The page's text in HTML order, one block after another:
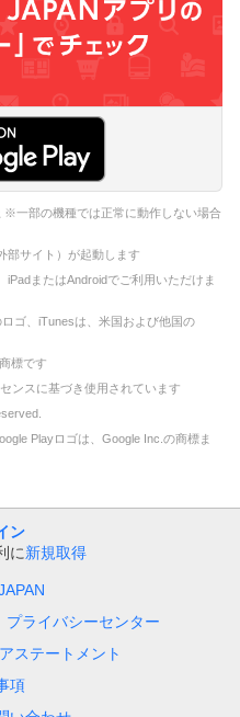
※一部の機種では正常に動作しない場合
部サイト）が起動します
またはAndroidでご利用いただけま
ゴ、iTunesは、米国および他国の
標です
ンスに基づき使用されています
Playロゴは、Google Inc.の商標ま
ン
に新規取得
プライバシーセンター
ステートメント
項